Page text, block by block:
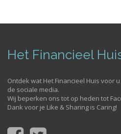
Het Financieel
Ontdek wat Het Financieel Huis voor
de sociale media.
Wij beperken ons tot op heden tot
Dank voor je Like & Sharing is Caring!